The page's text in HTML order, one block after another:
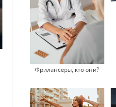
Фрилансеры, кто они?